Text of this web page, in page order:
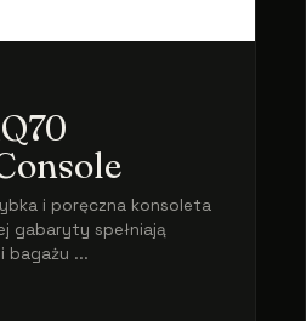
i poręczna konsoleta
gabaryty spełniają
bagażu ...